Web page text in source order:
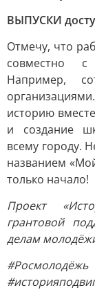
ВЫПУСКИ
Отмечу, что
совместно
Например,
историю
и создание
всему городу.
названием
только начало!
Проект
грантовой
делам